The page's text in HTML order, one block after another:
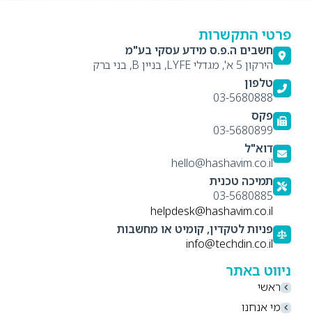
ניווט באתר
ראשי
מי אנחנו
פרטי התקשרות
חשבים ה.פ.ס מידע עסקי בע"מ
הירקון 5 א', מגדלי LYFE, בניין B, בני ברק
טלפון
03-5680888
פקס
03-5680899
דוא"ל
hello@hashavim.co.il
תמיכה טכנית
03-5680885
helpdesk@hashavim.co.il
פניות לטקדין, קומיט או מחשבות
info@techdin.co.il